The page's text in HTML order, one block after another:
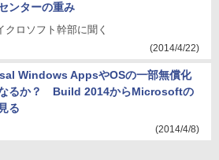
ンターの重み
クロソフト幹部に聞く
(2014/4/22)
Windows AppsやOSの一部無償化
るか？ Build 2014からMicrosoftの
る
(2014/4/8)